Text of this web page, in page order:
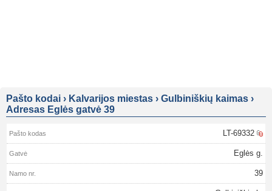
Pašto kodai › Kalvarijos miestas › Gulbiniškių kaimas ›
Adresas Eglės gatvė 39
LT-69332
Eglės g.
39